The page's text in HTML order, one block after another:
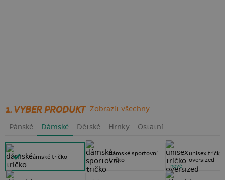
1. VYBER PRODUKT Zobrazit všechny
Pánské Dámské Dětské Hrnky Ostatní
dámské tričko
dámské sportovní
tričko
unisex tričko
oversized
nové